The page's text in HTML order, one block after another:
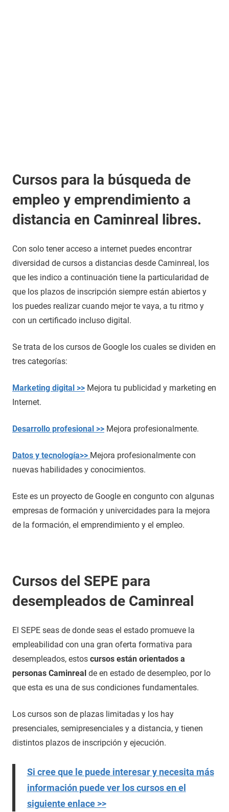
Cursos para la búsqueda de
empleo y emprendimiento a
distancia en Caminreal libres.
Con solo tener acceso a internet puedes encontrar
diversidad de cursos a distancias desde Caminreal, los
que les indico a continuación tiene la particularidad de
que los plazos de inscripción siempre están abiertos y
los puedes realizar cuando mejor te vaya, a tu ritmo y
con un certificado incluso digital.
Se trata de los cursos de Google los cuales se dividen en
tres categorías:
Marketing digital >> Mejora tu publicidad y marketing en
Internet.
Desarrollo profesional >> Mejora profesionalmente.
Datos y tecnología>> Mejora profesionalmente con
nuevas habilidades y conocimientos.
Este es un proyecto de Google en congunto con algunas
empresas de formación y univercidades para la mejora
de la formación, el emprendimiento y el empleo.
Cursos del SEPE para
desempleados de Caminreal
El SEPE seas de donde seas el estado promueve la
empleabilidad con una gran oferta formativa para
desempleados, estos cursos están orientados a
personas Caminreal de en estado de desempleo, por lo
que esta es una de sus condiciones fundamentales.
Los cursos son de plazas limitadas y los hay
presenciales, semipresenciales y a distancia, y tienen
distintos plazos de inscripción y ejecución.
Si cree que le puede interesar y necesita más
información puede ver los cursos en el
siguiente enlace >>